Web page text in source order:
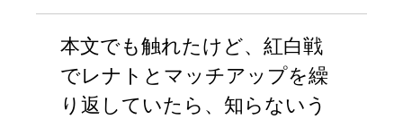
本文でも触れたけど、紅白戦
でレナトとマッチアップを繰
り返していたら、知らないう